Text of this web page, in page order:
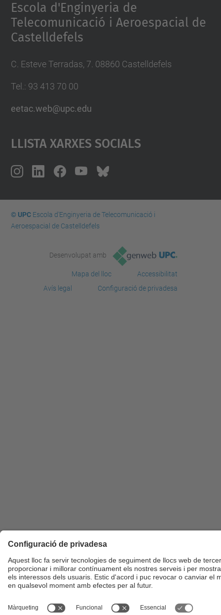
Escola d'Enginyeria de
Telecomunicació i Aeroespacial de
Castelldefels
C. Esteve Terradas, 7. 08860 Castelldefels
Tel.: 93 413 70 00
eetac.web@upc.edu
Llista Xarxes Socials
© UPCEscola d'Enginyeria de Telecomunicació i
Aeroespacial de Castelldefels
Desenvolupat amb
Mapa del lloc
Accessibilitat
Avís legal
Configuració de privadesa